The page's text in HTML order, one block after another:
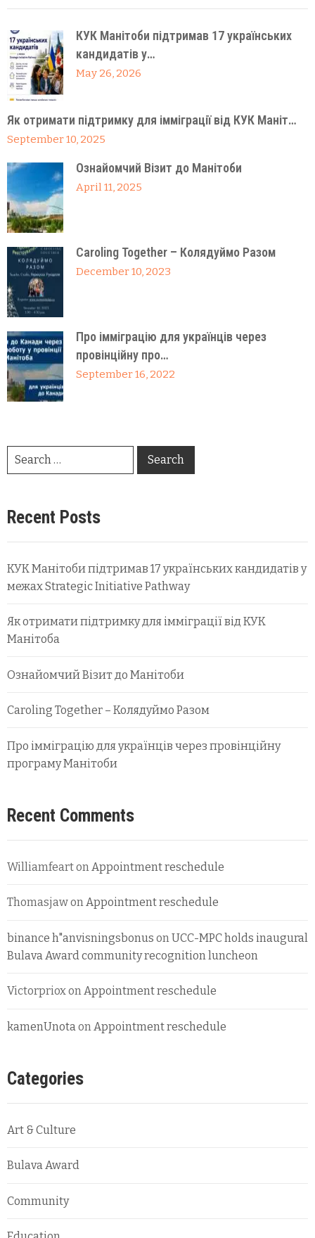
КУК Манітоби підтримав 17 українських
кандидатів у…
May 26, 2026
Як отримати підтримку для імміграції від КУК Маніт…
September 10, 2025
Ознайомчий Візит до Манітоби
April 11, 2025
Caroling Together – Колядуймо Разом
December 10, 2023
Про імміграцію для українців через
провінційну про…
September 16, 2022
Recent Posts
КУК Манітоби підтримав 17 українських кандидатів у
межах Strategic Initiative Pathway
Як отримати підтримку для імміграції від КУК
Манітоба
Ознайомчий Візит до Манітоби
Caroling Together – Колядуймо Разом
Про імміграцію для українців через провінційну
програму Манітоби
Recent Comments
Williamfearton Appointment reschedule
ThomasjawonAppointment reschedule
binance h"anvisningsbonus on UCC-MPC holds inaugural
Bulava Award community recognition luncheon
VictorprioxonAppointment reschedule
kamenUnotaonAppointment reschedule
Categories
Art & Culture
Bulava Award
Community